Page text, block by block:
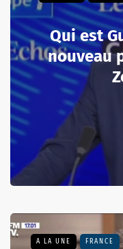
Qui est
nouveau
A LA UNE FRANCE